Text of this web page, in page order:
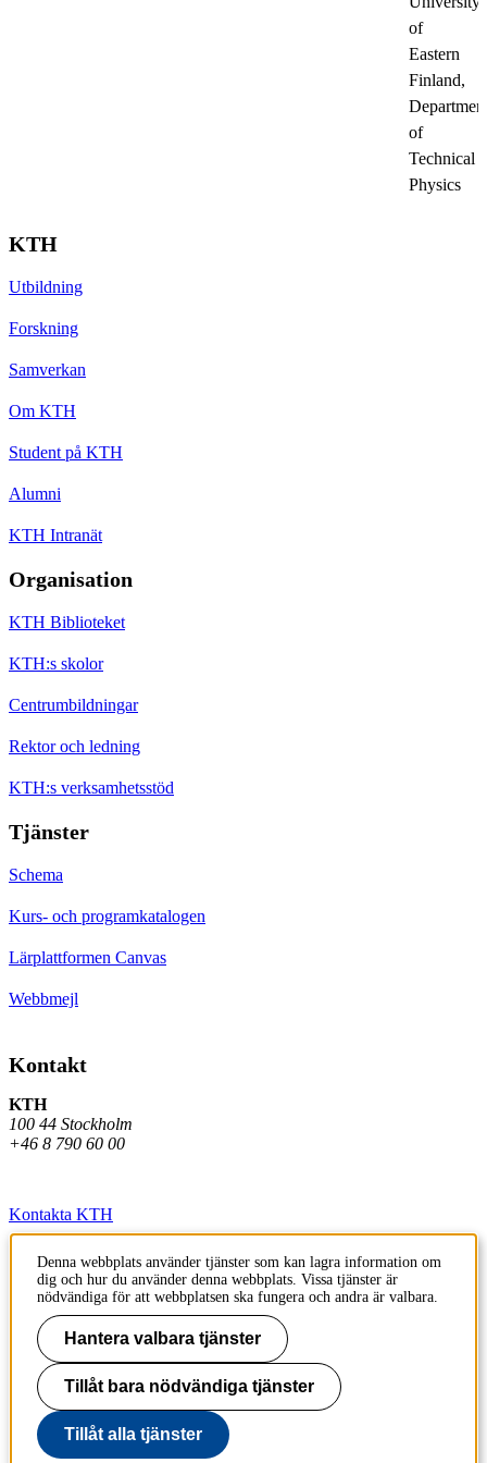
of
Eastern
Finland,
of
Technical
Physics
KTH
Utbildning
Forskning
Samverkan
Om KTH
Student på KTH
Alumni
KTH Intranät
Organisation
KTH Biblioteket
KTH:s skolor
Centrumbildningar
Rektor och ledning
KTH:s verksamhetsstöd
Tjänster
Schema
Kurs- och programkatalogen
Lärplattformen Canvas
Webbmejl
Kontakt
KTH
100 44 Stockholm
+46 8 790 60 00
Kontakta KTH
Jobba på KTH
Press och media
Faktura och betalning KTH
Om KTH:s webbplatser
Tillgänglighetsredogörelse
Denna webbplats använder tjänster som kan lagra information om
dig och hur du använder denna webbplats. Vissa tjänster är
nödvändiga för att webbplatsen ska fungera och andra är valbara.
Hantera valbara tjänster
Tillåt bara nödvändiga tjänster
Tillåt alla tjänster